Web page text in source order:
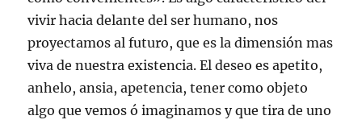
vivir hacia delante del ser humano, nos
proyectamos al futuro, que es la dimensión mas
viva de nuestra existencia. El deseo es apetito,
anhelo, ansia, apetencia, tener como objeto
algo que vemos ó imaginamos y que tira de uno